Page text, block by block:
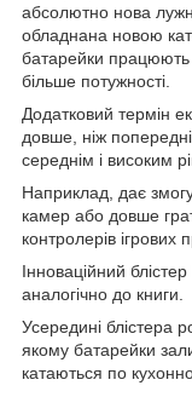
абсолютно нова
обладнана новою
батарейки працюють
більше потужності.
Додатковий термін
довше, ніж
середнім і високим
Наприклад, дає
камер або довше
контролерів ігрових
Інноваційний
аналогічно до книги.
Усередині блістера
якому батарейки
катаються по